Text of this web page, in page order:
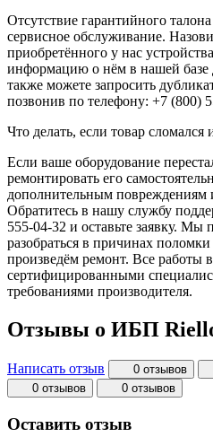
Отсутствие гарантийного
сервисное обслуживание.
приобретённого у нас
информацию о нём в нашей базе
также можете запросить
позвонив по телефону: +7 (800)
Что делать, если товар сломался
Если ваше оборудование
ремонтировать его
дополнительным повреждениям
Обратитесь в нашу службу
555-04-32 и оставьте заявку. Мы
разобраться в причинах
произведём ремонт. Все работы
сертифицированными
требованиями производителя.
Отзывы о ИБП
Написать отзыв 0 отзывов
0 отзывов
0 отзывов
Оставить отзыв